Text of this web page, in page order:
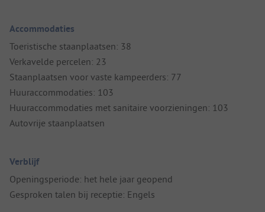
Accommodaties
Toeristische staanplaatsen: 38
Verkavelde percelen: 23
Staanplaatsen voor vaste kampeerders: 77
Huuraccommodaties: 103
Huuraccommodaties met sanitaire voorzieningen: 103
Autovrije staanplaatsen
Verblijf
Openingsperiode: het hele jaar geopend
Gesproken talen bij receptie: Engels